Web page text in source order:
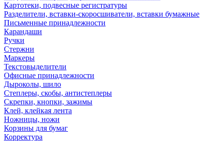
Картотеки, подвесные регистратуры
Разделители, вставки-скоросшиватели, вставки бумажные
Письменные принадлежности
Карандаши
Ручки
Стержни
Маркеры
Текстовыделители
Офисные принадлежности
Дыроколы, шило
Степлеры, скобы, антистеплеры
Скрепки, кнопки, зажимы
Клей, клейкая лента
Ножницы, ножи
Корзины для бумаг
Корректура